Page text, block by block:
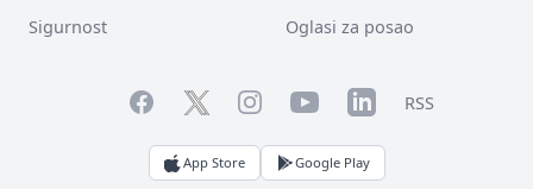
Sigurnost Oglasi za posao
FacebookTwitterInstagramYouTubeLinkedInRSS
App Store Google Play